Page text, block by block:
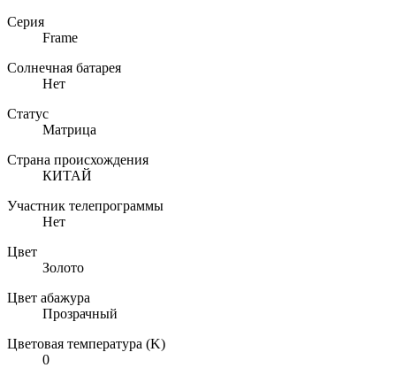
Серия
Frame
Солнечная батарея
Нет
Статус
Матрица
Страна происхождения
КИТАЙ
Участник телепрограммы
Нет
Цвет
Золото
Цвет абажура
Прозрачный
Цветовая температура (K)
0